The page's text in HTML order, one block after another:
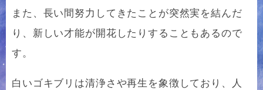
また、長い間努力してきたことが突然実を結んだ
り、新しい才能が開花したりすることもあるので
す。
白いゴキブリは清浄さや再生を象徴しており、人